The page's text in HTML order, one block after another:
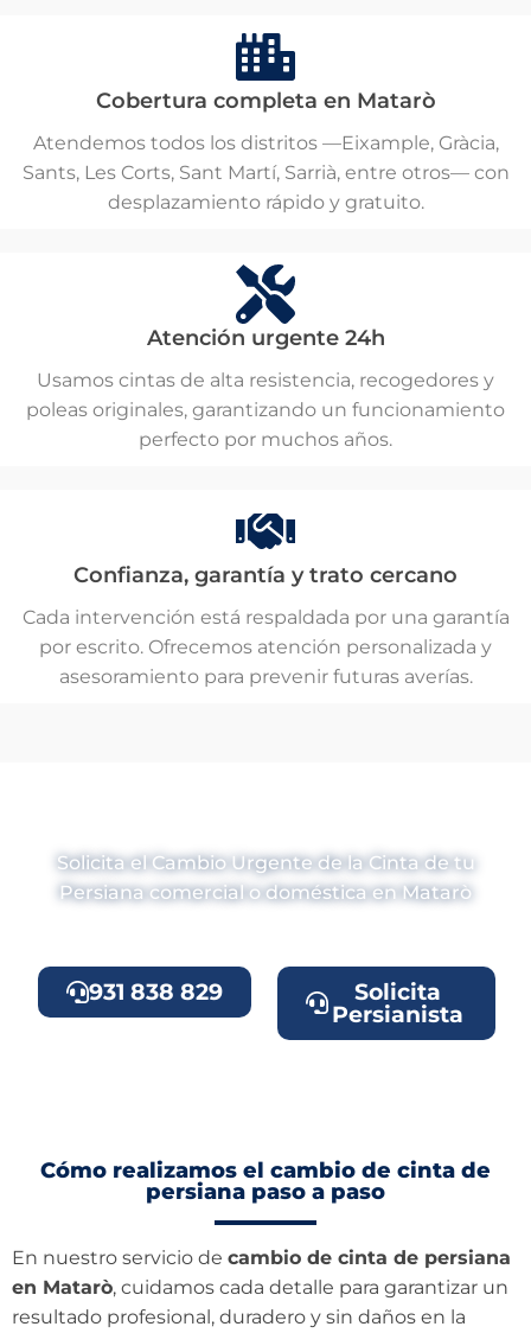
Cobertura completa en Matarò
Atendemos todos los distritos —Eixample, Gràcia,
Sants, Les Corts, Sant Martí, Sarrià, entre otros— con
desplazamiento rápido y gratuito.
Atención urgente 24h
Usamos cintas de alta resistencia, recogedores y
poleas originales, garantizando un funcionamiento
perfecto por muchos años.
Confianza, garantía y trato cercano
Cada intervención está respaldada por una garantía
por escrito. Ofrecemos atención personalizada y
asesoramiento para prevenir futuras averías.
Solicita el Cambio Urgente de la Cinta de tu
Persiana comercial o doméstica en Matarò
931 838 829
Solicita
Persianista
Cómo realizamos el cambio de cinta de
persiana paso a paso
En nuestro servicio de cambio de cinta de persiana
en Matarò, cuidamos cada detalle para garantizar un
resultado profesional, duradero y sin daños en la